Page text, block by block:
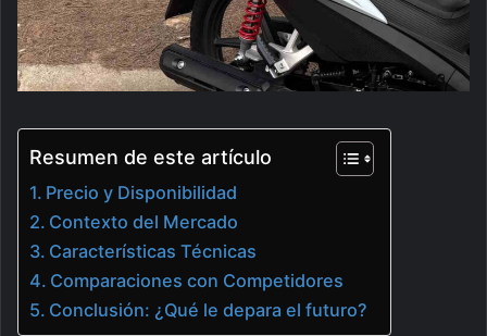
Resumen de este artículo
Precio y Disponibilidad
Contexto del Mercado
Características Técnicas
Comparaciones con Competidores
Conclusión: ¿Qué le depara el futuro?